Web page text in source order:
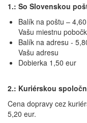
1.: So Slovenskou
Balík na poštu –
Vašu miestnu
Balík na adresu -
Vašu adresu
Dobierka 1,50 eur
2.: Kuriérskou
Cena dopravy cez
5,20 eur.